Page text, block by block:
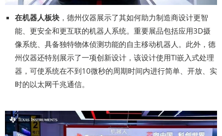
在机器人板块 ，德州仪器展示了其如何助力制造商设计更智
能、更安全和更互联的机器人系统。重要展品包括应用3D摄
像系统、具备独特物体侦测功能的自主移动机器人。此外，德
州仪器还特别展示了一项创新设计，该设计使用TI嵌入式处理
器，可使系统在不到10微秒的周期时间内进行简单、开放、实
时的以太网千兆通信。